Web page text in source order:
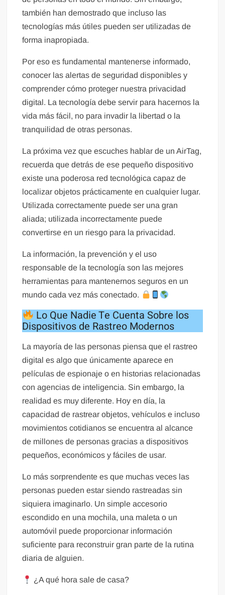
también han demostrado que incluso las
tecnologías más útiles pueden ser utilizadas de
forma inapropiada.
Por eso es fundamental mantenerse informado,
conocer las alertas de seguridad disponibles y
comprender cómo proteger nuestra privacidad
digital. La tecnología debe servir para hacernos la
vida más fácil, no para invadir la libertad o la
tranquilidad de otras personas.
La próxima vez que escuches hablar de un AirTag,
recuerda que detrás de ese pequeño dispositivo
existe una poderosa red tecnológica capaz de
localizar objetos prácticamente en cualquier lugar.
Utilizada correctamente puede ser una gran
aliada; utilizada incorrectamente puede
convertirse en un riesgo para la privacidad.
La información, la prevención y el uso
responsable de la tecnología son las mejores
herramientas para mantenernos seguros en un
mundo cada vez más conectado.
Lo Que Nadie Te Cuenta Sobre los
Dispositivos de Rastreo Modernos
La mayoría de las personas piensa que el rastreo
digital es algo que únicamente aparece en
películas de espionaje o en historias relacionadas
con agencias de inteligencia. Sin embargo, la
realidad es muy diferente. Hoy en día, la
capacidad de rastrear objetos, vehículos e incluso
movimientos cotidianos se encuentra al alcance
de millones de personas gracias a dispositivos
pequeños, económicos y fáciles de usar.
Lo más sorprendente es que muchas veces las
personas pueden estar siendo rastreadas sin
siquiera imaginarlo. Un simple accesorio
escondido en una mochila, una maleta o un
automóvil puede proporcionar información
suficiente para reconstruir gran parte de la rutina
diaria de alguien.
¿A qué hora sale de casa?